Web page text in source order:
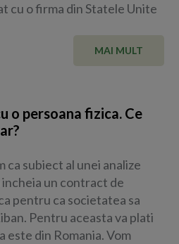
cu o firma din Statele Unite
MAI MULT
o persoana fizica. Ce
ca subiect al unei analize
un contract de
pentru ca societatea sa
Pentru aceasta va plati
este din Romania. Vom